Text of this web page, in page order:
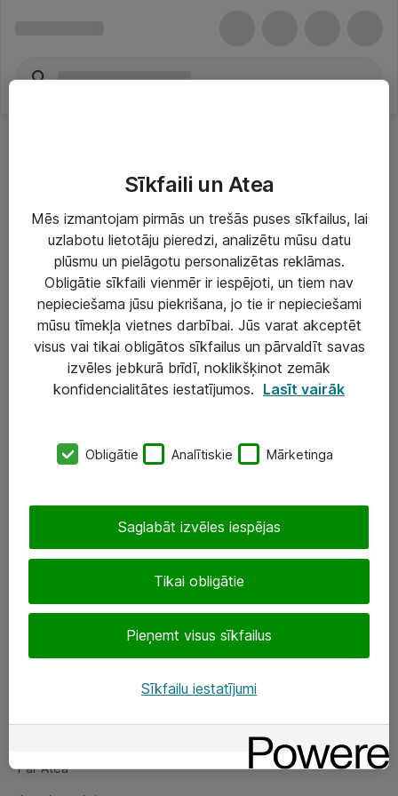
Risinājumi & Pakalpojumi
IT serviss un atbalsts
IT infrastruktūra
Darba vietu IT risinājumi
Serveri un datu centri
SIA „ATEA”
eShop@atea.lv
Sekojiet mums
Par Atea
Par Atea
Sīkfaili un Atea
Mēs izmantojam pirmās un trešās puses sīkfailus, lai
uzlabotu lietotāju pieredzi, analizētu mūsu datu
plūsmu un pielāgotu personalizētas reklāmas.
Obligātie sīkfaili vienmēr ir iespējoti, un tiem nav
nepieciešama jūsu piekrišana, jo tie ir nepieciešami
mūsu tīmekļa vietnes darbībai. Jūs varat akceptēt
visus vai tikai obligātos sīkfailus un pārvaldīt savas
izvēles jebkurā brīdī, noklikšķinot zemāk
konfidencialitātes iestatījumos. Lasīt vairāk
Obligātie Analītiskie Mārketinga
Tikai obligātie
Pieņemt visus sīkfailus
Saglabāt izvēles iespējas
Sīkfailu iestatījumi